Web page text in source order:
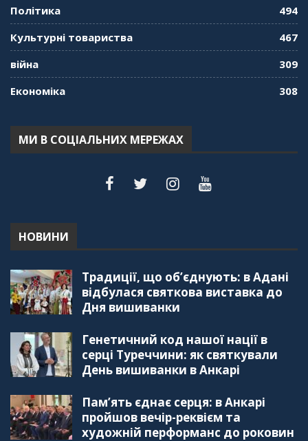
"Дзеркало діаспори". Випуск 8. Розмова з
Послом
"Дзеркало діаспори". Випуск 6. Можливості
рада українських громад Туреччини
56:20
"Дзеркало діаспори". Випуск 3. Вища освіта:
59:38
"Дзеркало діаспори", Випуск 2, Як вивчити
57:18
"Дзеркало діаспори". Випуск 1. Про створення
Політика
494
Культурні товариства
467
війна
309
Економіка
308
МИ В СОЦІАЛЬНИХ МЕРЕЖАХ
НОВИНИ
Традиції, що об’єднують: в Адані
відбулася святкова виставка до
Дня вишиванки
Генетичний код нашої нації в
серці Туреччини: як святкували
День вишиванки в Анкарі
Пам’ять єднає серця: в Анкарі
пройшов вечір-реквієм та
художній перформанс до роковин